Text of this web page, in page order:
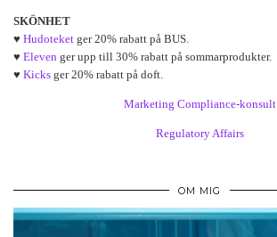
SKÖNHET
♥ Hudoteket ger 20% rabatt på BUS.
♥ Eleven ger upp till 30% rabatt på sommarprodukter.
♥ Kicks ger 20% rabatt på doft.
Marketing Compliance-konsult
Regulatory Affairs
OM MIG